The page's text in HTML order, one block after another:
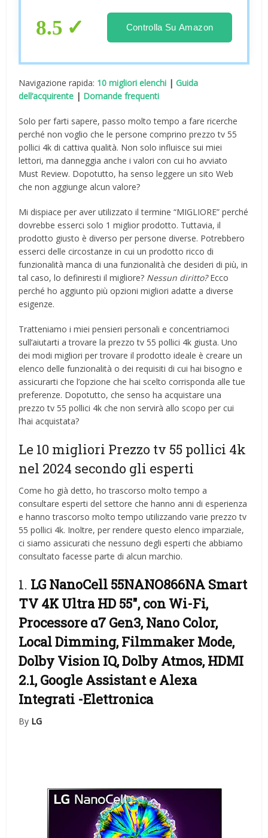
2.1, Google Assistant e Alexa Integrati
8.5 Controlla Su Amazon
Navigazione rapida: 10 migliori elenchi |Guida
dell’acquirente | Domande frequenti
Solo per farti sapere, passo molto tempo a fare ricerche
perché non voglio che le persone comprino prezzo tv 55
pollici 4k di cattiva qualità. Non solo influisce sui miei
lettori, ma danneggia anche i valori con cui ho avviato
Must Review. Dopotutto, ha senso leggere un sito Web
che non aggiunge alcun valore?
Mi dispiace per aver utilizzato il termine “MIGLIORE” perché
dovrebbe esserci solo 1 miglior prodotto. Tuttavia, il
prodotto giusto è diverso per persone diverse. Potrebbero
esserci delle circostanze in cui un prodotto ricco di
funzionalità manca di una funzionalità che desideri di più, in
tal caso, lo definiresti il ​​migliore? Nessun diritto?Ecco
perché ho aggiunto più opzioni migliori adatte a diverse
esigenze.
Tratteniamo i miei pensieri personali e concentriamoci
sull’aiutarti a trovare la prezzo tv 55 pollici 4k giusta. Uno
dei modi migliori per trovare il prodotto ideale è creare un
elenco delle funzionalità o dei requisiti di cui hai bisogno e
assicurarti che l’opzione che hai scelto corrisponda alle tue
preferenze. Dopotutto, che senso ha acquistare una
prezzo tv 55 pollici 4k che non servirà allo scopo per cui
l’hai acquistata?
Le 10 migliori Prezzo tv 55 pollici 4k
nel 2024 secondo gli esperti
Come ho già detto, ho trascorso molto tempo a
consultare esperti del settore che hanno anni di esperienza
e hanno trascorso molto tempo utilizzando varie prezzo tv
55 pollici 4k. Inoltre, per rendere questo elenco imparziale,
ci siamo assicurati che nessuno degli esperti che abbiamo
consultato facesse parte di alcun marchio.
1. LG NanoCell 55NANO866NA Smart
TV 4K Ultra HD 55″, con Wi-Fi,
Processore α7 Gen3, Nano Color,
Local Dimming, Filmmaker Mode,
Dolby Vision IQ, Dolby Atmos, HDMI
2.1, Google Assistant e Alexa
Integrati -Elettronica
By LG